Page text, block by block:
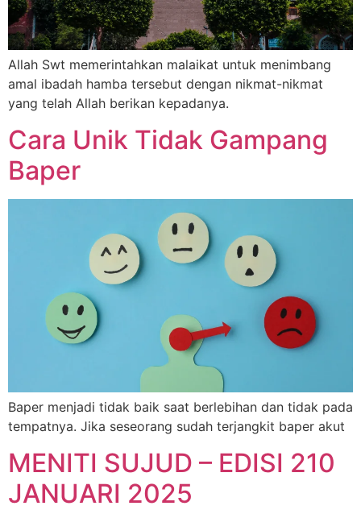
Allah Swt memerintahkan malaikat untuk menimbang
amal ibadah hamba tersebut dengan nikmat-nikmat
yang telah Allah berikan kepadanya.
Cara Unik Tidak Gampang
Baper
Baper menjadi tidak baik saat berlebihan dan tidak pada
tempatnya. Jika seseorang sudah terjangkit baper akut
MENITI SUJUD – EDISI 210
JANUARI 2025